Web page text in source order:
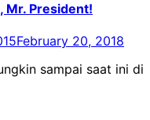
Mr. President!
February 20, 2018
sampai saat ini di